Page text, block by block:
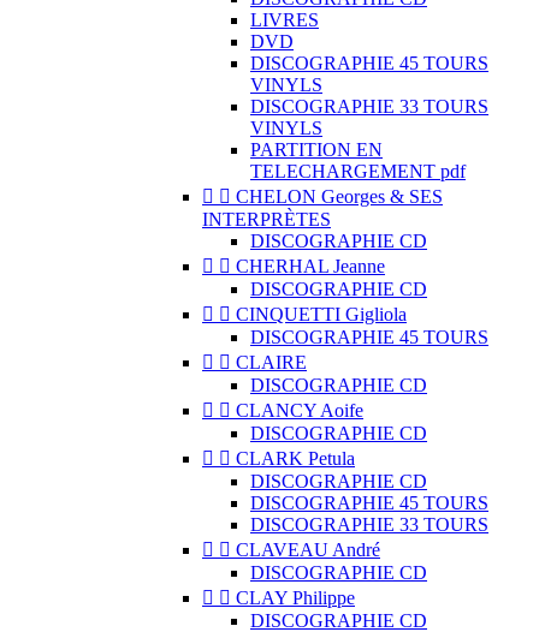
LIVRES
DVD
DISCOGRAPHIE 45 TOURS
VINYLS
DISCOGRAPHIE 33 TOURS
VINYLS
PARTITION EN
TELECHARGEMENT pdf
  CHELON Georges & SES
INTERPRÈTES
DISCOGRAPHIE CD
  CHERHAL Jeanne
DISCOGRAPHIE CD
  CINQUETTI Gigliola
DISCOGRAPHIE 45 TOURS
  CLAIRE
DISCOGRAPHIE CD
  CLANCY Aoife
DISCOGRAPHIE CD
  CLARK Petula
DISCOGRAPHIE CD
DISCOGRAPHIE 45 TOURS
DISCOGRAPHIE 33 TOURS
  CLAVEAU André
DISCOGRAPHIE CD
  CLAY Philippe
DISCOGRAPHIE CD